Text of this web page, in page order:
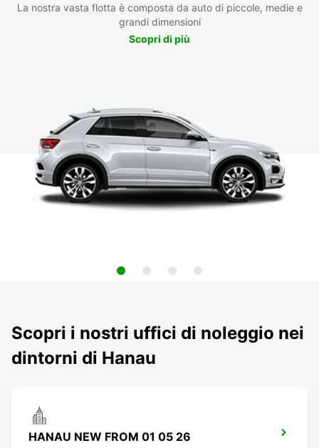
La nostra vasta flotta è composta da auto di piccole, medie e
grandi dimensioni
Scopri di più
Scopri i nostri uffici di noleggio nei
dintorni di Hanau
HANAU NEW FROM 01 05 26